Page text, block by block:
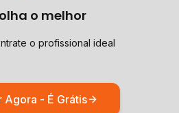
o melhor
o profissional ideal
Agora - É Grátis